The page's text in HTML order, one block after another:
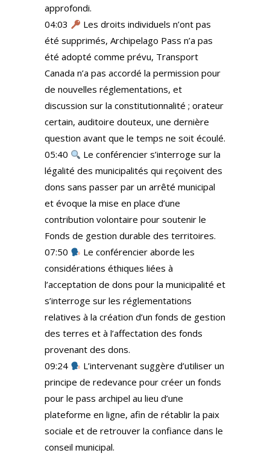
approfondi.
04:03
Les droits individuels n’ont pas
été supprimés, Archipelago Pass n’a pas
été adopté comme prévu, Transport
Canada n’a pas accordé la permission pour
de nouvelles réglementations, et
discussion sur la constitutionnalité ; orateur
certain, auditoire douteux, une dernière
question avant que le temps ne soit écoulé.
05:40
Le conférencier s’interroge sur la
légalité des municipalités qui reçoivent des
dons sans passer par un arrêté municipal
et évoque la mise en place d’une
contribution volontaire pour soutenir le
Fonds de gestion durable des territoires.
07:50
Le conférencier aborde les
considérations éthiques liées à
l’acceptation de dons pour la municipalité et
s’interroge sur les réglementations
relatives à la création d’un fonds de gestion
des terres et à l’affectation des fonds
provenant des dons.
09:24
L’intervenant suggère d’utiliser un
principe de redevance pour créer un fonds
pour le pass archipel au lieu d’une
plateforme en ligne, afin de rétablir la paix
sociale et de retrouver la confiance dans le
conseil municipal.